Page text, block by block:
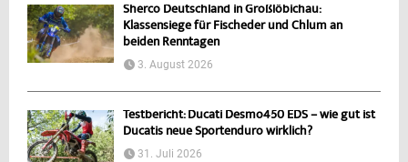
Sherco Deutschland in Großlöbichau:
Klassensiege für Fischeder und Chlum an
beiden Renntagen
3. August 2026
Testbericht: Ducati Desmo450 EDS – wie gut ist
Ducatis neue Sportenduro wirklich?
31. Juli 2026